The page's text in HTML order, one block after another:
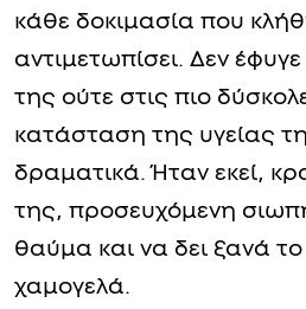
κάθε δοκιμασία που
αντιμετωπίσει. Δεν
της ούτε στις πιο
κατάσταση της υγείας
δραματικά. Ήταν εκεί,
της, προσευχόμενη
θαύμα και να δει ξανά το
χαμογελά.